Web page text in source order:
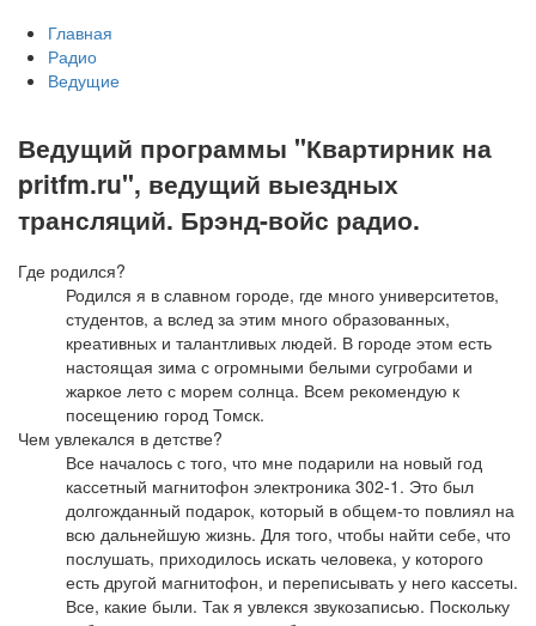
Главная
Радио
Ведущие
Ведущий программы "Квартирник на
pritfm.ru", ведущий выездных
трансляций. Брэнд-войс радио.
Где родился?
Родился я в славном городе, где много университетов,
студентов, а вслед за этим много образованных,
креативных и талантливых людей. В городе этом есть
настоящая зима с огромными белыми сугробами и
жаркое лето с морем солнца. Всем рекомендую к
посещению город Томск.
Чем увлекался в детстве?
Все началось с того, что мне подарили на новый год
кассетный магнитофон электроника 302-1. Это был
долгожданный подарок, который в общем-то повлиял на
всю дальнейшую жизнь. Для того, чтобы найти себе, что
послушать, приходилось искать человека, у которого
есть другой магнитофон, и переписывать у него кассеты.
Все, какие были. Так я увлекся звукозаписью. Поскольку